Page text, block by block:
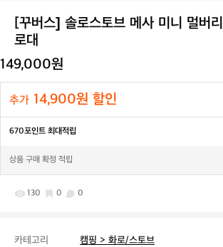
[꾸버스] 솔로스토브 메사 미니 멀버
로대
149,000원
추가 14,900원 할인
670포인트 최대적립
상품 구매 확정 적립
130 0 0
카테고리
캠핑 > 화로/스토브